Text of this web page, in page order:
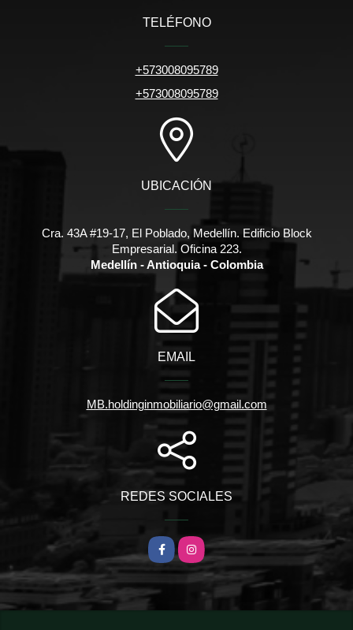
TELÉFONO
+573008095789
+573008095789
UBICACIÓN
Cra. 43A #19-17, El Poblado, Medellín. Edificio Block
Empresarial. Oficina 223.
Medellín - Antioquia - Colombia
EMAIL
MB.holdinginmobiliario@gmail.com
REDES SOCIALES
FacebookInstagram